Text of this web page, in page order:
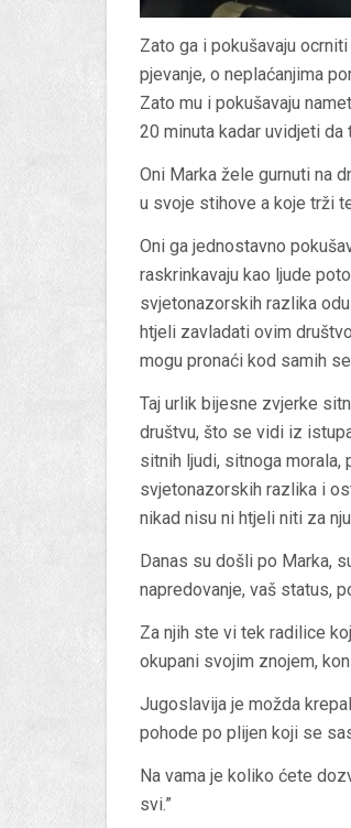
Zato ga i pokušavaju
pjevanje, o neplaćanjima
Zato mu i pokušavaju
20 minuta kadar uvidjeti da
Oni Marka žele gurnuti na
u svoje stihove a koje trži
Oni ga jednostavno
raskrinkavaju kao ljude
svjetonazorskih razlika
htjeli zavladati ovim
mogu pronaći kod samih
Taj urlik bijesne zvjerke
društvu, što se vidi iz
sitnih ljudi, sitnoga
svjetonazorskih razlika i
nikad nisu ni htjeli niti za
Danas su došli po Marka,
napredovanje, vaš status,
Za njih ste vi tek radilice
okupani svojim znojem,
Jugoslavija je možda
pohode po plijen koji se
Na vama je koliko ćete
svi.”